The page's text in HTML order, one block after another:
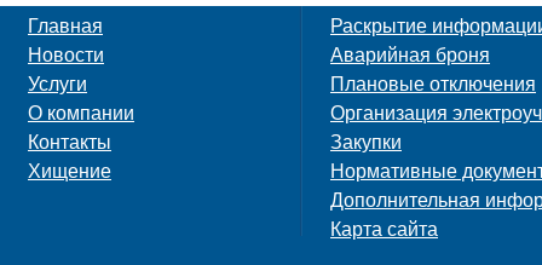
Главная
Новости
Услуги
О компании
Контакты
Хищение
Раскрытие
Аварийная броня
Плановые отключения
Организация
Закупки
Нормативные
Дополнительная
Карта сайта